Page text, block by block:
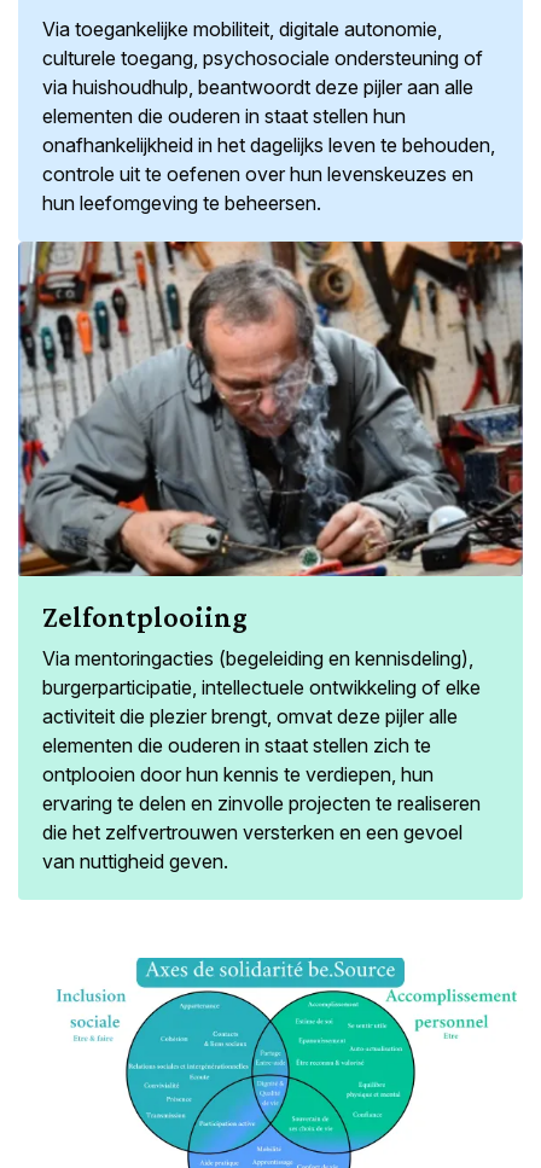
Via toegankelijke mobiliteit, digitale autonomie,
culturele toegang, psychosociale ondersteuning of
via huishoudhulp, beantwoordt deze pijler aan alle
elementen die ouderen in staat stellen hun
onafhankelijkheid in het dagelijks leven te behouden,
controle uit te oefenen over hun levenskeuzes en
hun leefomgeving te beheersen.
Zelfontplooiing
Via mentoringacties (begeleiding en kennisdeling),
burgerparticipatie, intellectuele ontwikkeling of elke
activiteit die plezier brengt, omvat deze pijler alle
elementen die ouderen in staat stellen zich te
ontplooien door hun kennis te verdiepen, hun
ervaring te delen en zinvolle projecten te realiseren
die het zelfvertrouwen versterken en een gevoel
van nuttigheid geven.